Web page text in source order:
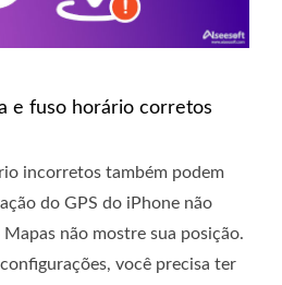
e fuso horário corretos
incorretos também podem
do GPS do iPhone não
não mostre sua posição.
você precisa ter